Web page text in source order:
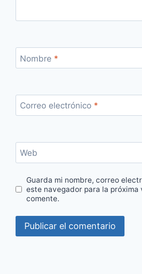
Nombre *
Correo electrónico *
Web
Guarda mi nombre, correo
este navegador para la próxima
comente.